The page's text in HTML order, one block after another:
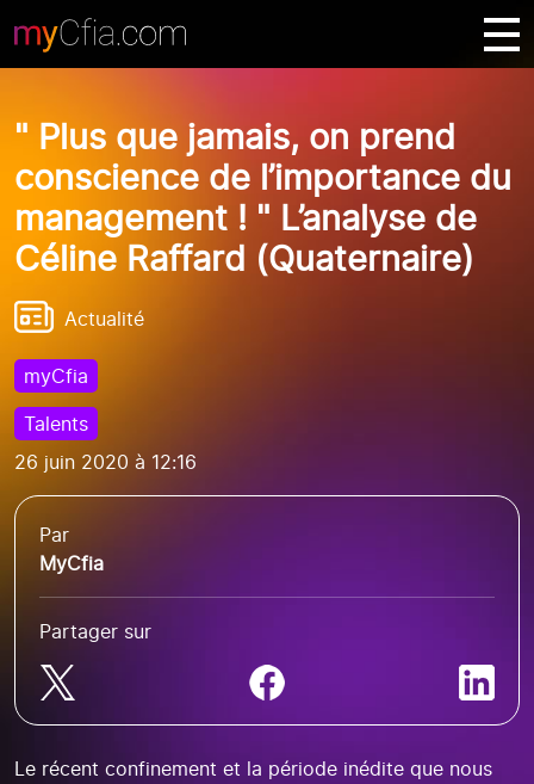
" Plus que jamais, on prend
conscience de l’importance du
management ! " L’analyse de
Céline Raffard (Quaternaire)
Actualité
myCfia
Talents
26 juin 2020 à 12:16
Par
MyCfia
Partager sur
Le récent confinement et la période inédite que nous